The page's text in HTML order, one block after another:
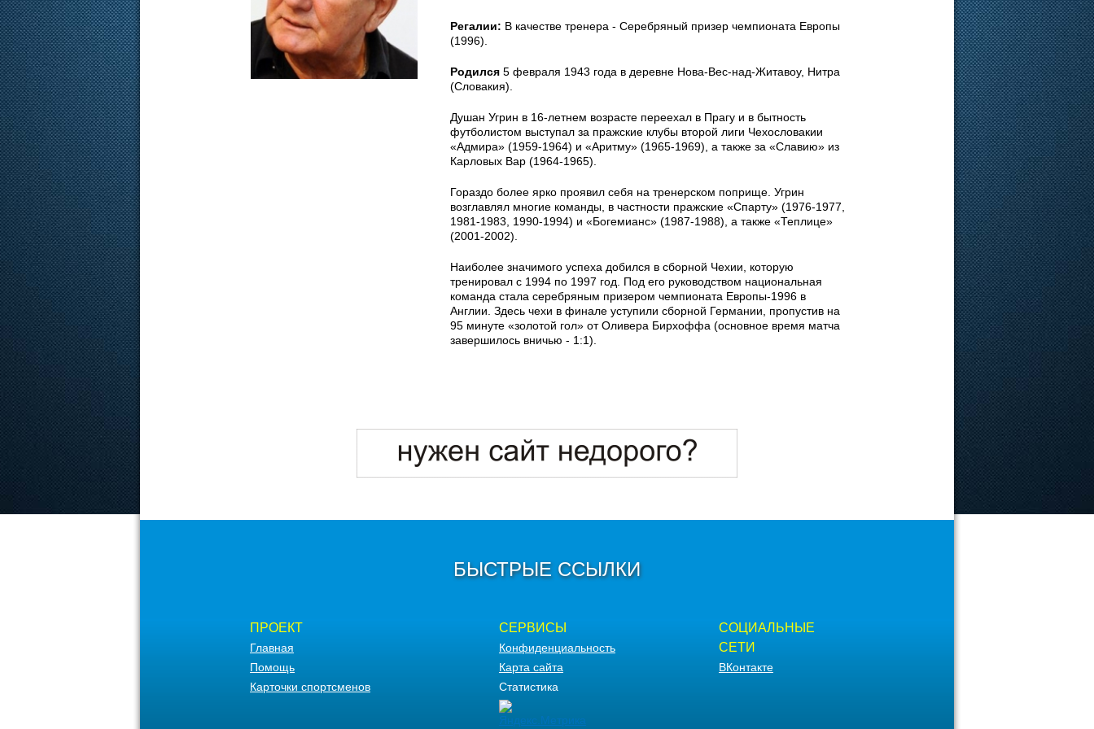
Регалии: В качестве тренера - Серебряный призер чемпионата Европы
(1996).
Родился 5 февраля 1943 года в деревне Нова-Вес-над-Житавоу, Нитра
(Словакия).
Душан Угрин в 16-летнем возрасте переехал в Прагу и в бытность
футболистом выступал за пражские клубы второй лиги Чехословакии
«Адмира» (1959-1964) и «Аритму» (1965-1969), а также за «Славию» из
Карловых Вар (1964-1965).
Гораздо более ярко проявил себя на тренерском поприще. Угрин
возглавлял многие команды, в частности пражские «Спарту» (1976-1977,
1981-1983, 1990-1994) и «Богемианс» (1987-1988), а также «Теплице»
(2001-2002).
Наиболее значимого успеха добился в сборной Чехии, которую
тренировал с 1994 по 1997 год. Под его руководством национальная
команда стала серебряным призером чемпионата Европы-1996 в
Англии. Здесь чехи в финале уступили сборной Германии, пропустив на
95 минуте «золотой гол» от Оливера Бирхоффа (основное время матча
завершилось вничью - 1:1).
БЫСТРЫЕ ССЫЛКИ
ПРОЕКТ
Главная
Помощь
Карточки спортсменов
СЕРВИСЫ
Конфиденциальность
Карта сайта
Статистика
СОЦИАЛЬНЫЕ
СЕТИ
ВКонтакте